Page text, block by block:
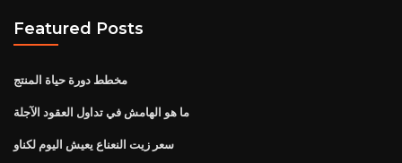
Featured Posts
مخطط دورة حياة المنتج
ما هو الهامش في تداول العقود الآجلة
سعر زيت النعناع يعيش اليوم لكناو